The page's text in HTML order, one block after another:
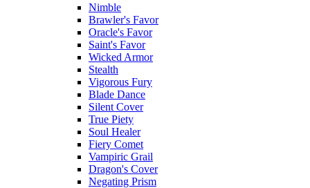
Nimble
Brawler's Favor
Oracle's Favor
Saint's Favor
Wicked Armor
Stealth
Vigorous Fury
Blade Dance
Silent Cover
True Piety
Soul Healer
Fiery Comet
Vampiric Grail
Dragon's Cover
Negating Prism